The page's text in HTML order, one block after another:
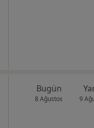
Bugün
8 Ağustos 9